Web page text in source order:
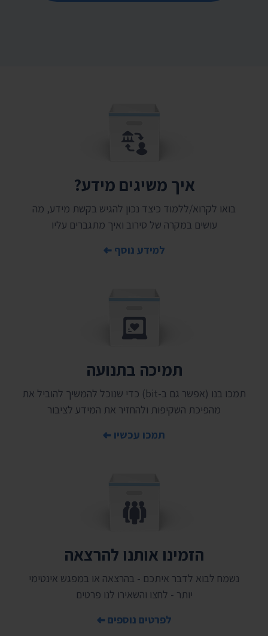
איך משיגים מידע?
בואו לקרוא/ללמוד כיצד נכון להגיש בקשת מידע, מה
עושים במקרה של סירוב ואיך מתגברים עליו
למידע נוסף
תמיכה בתנועה
תמכו בנו (אפשר גם ב-bit) כדי שנוכל להמשיך להוביל את
מהפיכת השקיפות ולהחזיר את המידע לציבור
תמכו עכשיו
הזמינו אותנו להרצאה
נשמח לבוא לדבר איתכם - בהרצאה או במפגש אינטימי
יותר - לחצו והשאירו לנו פרטים
לפרטים נוספים